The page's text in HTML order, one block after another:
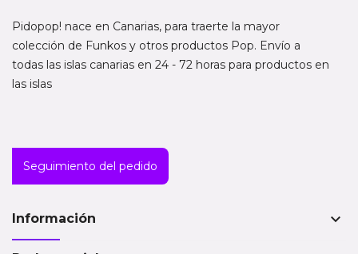
Pidopop! nace en Canarias, para traerte la mayor
colección de Funkos y otros productos Pop. Envío a
todas las islas canarias en 24 - 72 horas para productos en
las islas
Seguimiento del pedido
Información keyboard_arrow_down